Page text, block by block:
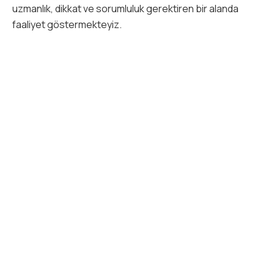
uzmanlık, dikkat ve sorumluluk gerektiren bir alanda
faaliyet göstermekteyiz.